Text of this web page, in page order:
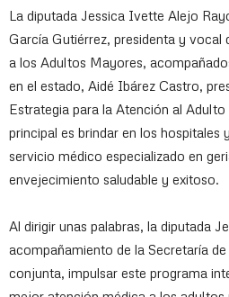
La diputada Jessica Ivette Alejo
García Gutiérrez, presidenta y vocal
a los Adultos Mayores,
en el estado, Aidé Ibárez Castro,
Estrategia para la Atención al
principal es brindar en los hospitales
servicio médico especializado en
envejecimiento saludable y exitoso.
Al dirigir unas palabras, la diputada
acompañamiento de la Secretaría
conjunta, impulsar este programa